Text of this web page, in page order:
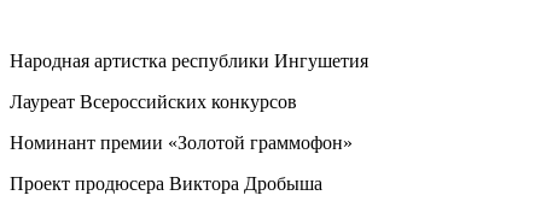
Народная артистка республики Ингушетия
Лауреат Всероссийских конкурсов
Номинант премии «Золотой граммофон»
Проект продюсера Виктора Дробыша